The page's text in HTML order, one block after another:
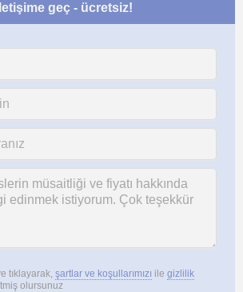
İletişime geç - ücretsiz!
tıklayarak, şartlar ve koşullarımızı ile gizlilik
olursunuz